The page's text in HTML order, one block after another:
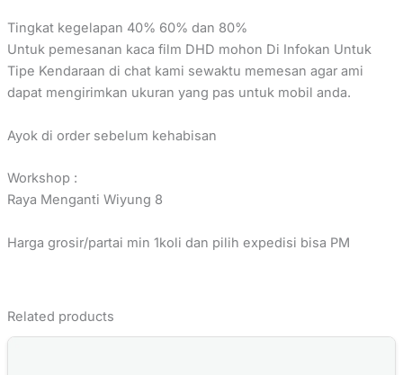
Tingkat kegelapan 40% 60% dan 80%
Untuk pemesanan kaca film DHD mohon Di Infokan Untuk
Tipe Kendaraan di chat kami sewaktu memesan agar ami
dapat mengirimkan ukuran yang pas untuk mobil anda.
Ayok di order sebelum kehabisan
Workshop :
Raya Menganti Wiyung 8
Harga grosir/partai min 1koli dan pilih expedisi bisa PM
Related products